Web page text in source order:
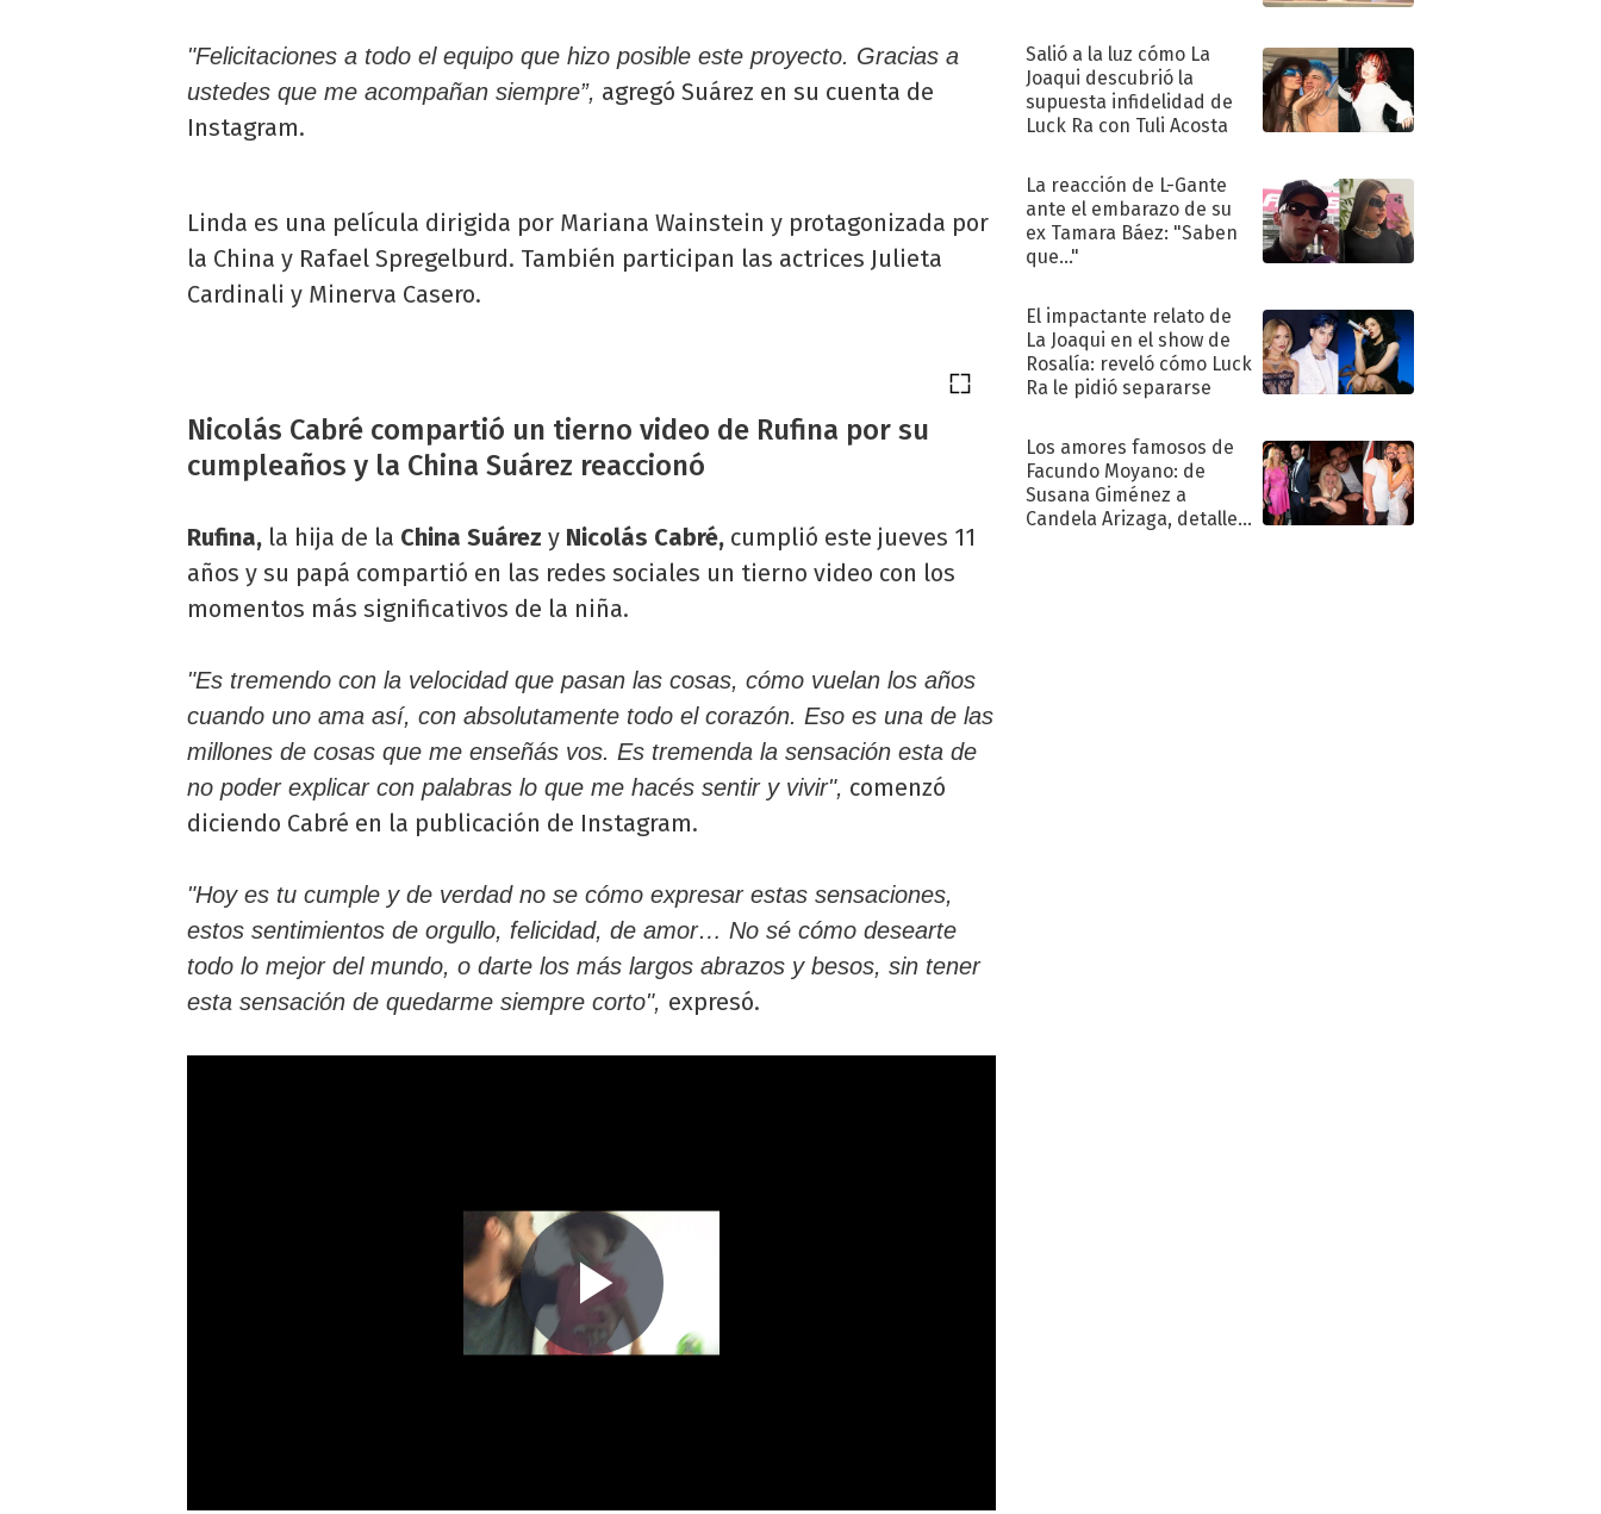
"Felicitaciones a todo el equipo que hizo posible este proyecto. Gracias a
ustedes que me acompañan siempre”, agregó Suárez en su cuenta de
Instagram.
Linda es una película dirigida por Mariana Wainstein y protagonizada por
la China y Rafael Spregelburd. También participan las actrices Julieta
Cardinali y Minerva Casero.
Nicolás Cabré compartió un tierno video de Rufina por su
cumpleaños y la China Suárez reaccionó
Rufina, la hija de la China Suárez y Nicolás Cabré, cumplió este jueves 11
años y su papá compartió en las redes sociales un tierno video con los
momentos más significativos de la niña.
"Es tremendo con la velocidad que pasan las cosas, cómo vuelan los años
cuando uno ama así, con absolutamente todo el corazón. Eso es una de las
millones de cosas que me enseñás vos. Es tremenda la sensación esta de
no poder explicar con palabras lo que me hacés sentir y vivir", comenzó
diciendo Cabré en la publicación de Instagram.
"Hoy es tu cumple y de verdad no se cómo expresar estas sensaciones,
estos sentimientos de orgullo, felicidad, de amor… No sé cómo desearte
todo lo mejor del mundo, o darte los más largos abrazos y besos, sin tener
esta sensación de quedarme siempre corto", expresó.
Salió a la luz cómo La
Joaqui descubrió la
supuesta infidelidad de
Luck Ra con Tuli Acosta
La reacción de L-Gante
ante el embarazo de su
ex Tamara Báez: "Saben
que..."
El impactante relato de
La Joaqui en el show de
Rosalía: reveló cómo Luck
Ra le pidió separarse
Los amores famosos de
Facundo Moyano: de
Susana Giménez a
Candela Arizaga, detalles